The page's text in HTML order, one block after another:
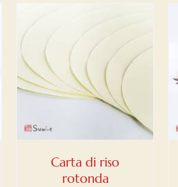
Carta di riso
rotonda
DETTAGLI